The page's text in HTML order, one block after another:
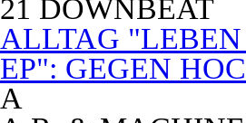
21 DOWNBEAT
ALLTAG
EP": GEGEN
A